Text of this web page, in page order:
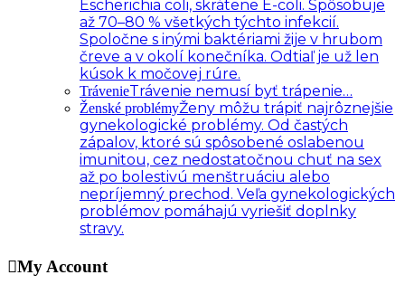
Escherichia coli, skrátene E-coli. Spôsobuje
až 70–80 % všetkých týchto infekcií.
Spoločne s inými baktériami žije v hrubom
čreve a v okolí konečníka. Odtiaľ je už len
kúsok k močovej rúre.
TrávenieTrávenie nemusí byť trápenie…
Ženské problémyŽeny môžu trápiť najrôznejšie
gynekologické problémy. Od častých
zápalov, ktoré sú spôsobené oslabenou
imunitou, cez nedostatočnou chuť na sex
až po bolestivú menštruáciu alebo
nepríjemný prechod. Veľa gynekologických
problémov pomáhajú vyriešiť doplnky
stravy.
My Account